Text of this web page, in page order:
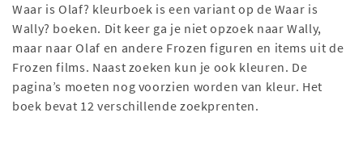
Waar is Olaf? kleurboek is een variant op de Waar is
Wally? boeken. Dit keer ga je niet opzoek naar Wally,
maar naar Olaf en andere Frozen figuren en items uit de
Frozen films. Naast zoeken kun je ook kleuren. De
pagina’s moeten nog voorzien worden van kleur. Het
boek bevat 12 verschillende zoekprenten.